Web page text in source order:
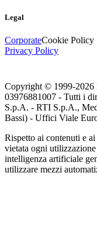
Legal
CorporateCookie Policy
Privacy Policy
Copyright © 1999-2026
03976881007 - Tutti i
S.p.A. - RTI S.p.A.,
Bassi) - Uffici Viale
Rispetto ai contenuti e
vietata ogni
intelligenza artificiale
utilizzare mezzi